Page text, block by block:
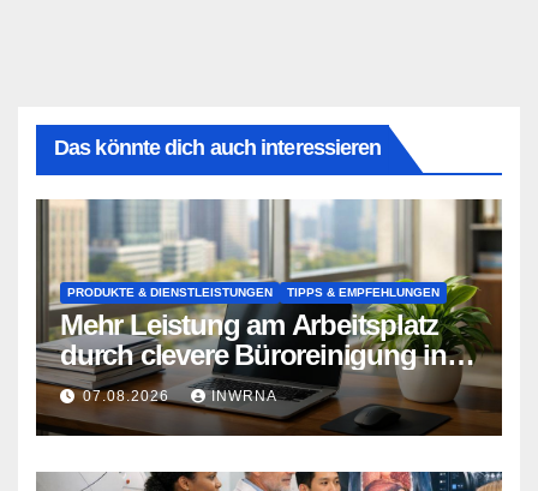
Das könnte dich auch interessieren
PRODUKTE & DIENSTLEISTUNGEN TIPPS & EMPFEHLUNGEN
Mehr Leistung am Arbeitsplatz
durch clevere Büroreinigung in
Essen
07.08.2026 INWRNA